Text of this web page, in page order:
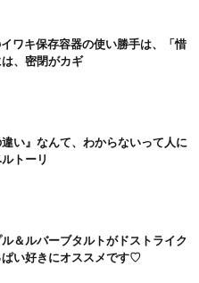
ワキ保存容器の使い勝手は、「惜
、密閉がカギ
違い』なんて、わからないって人に
トーリ
ル＆ルバーブタルトがドストライク
い好きにオススメです♡